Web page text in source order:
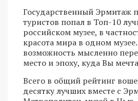
Государственный Эрмитаж
туристов попал в Топ-10
российском музее, в
красота мира в одном
возможность мысленно
место и эпоху, куда Вы
Всего в общий рейтинг
десятку лучших вместе с